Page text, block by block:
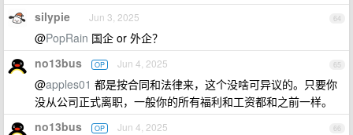
64
silypie Jun 3, 2025
@PopRain 国企 or 外企？
65
no13bus OP Jun 4, 2025
@apples01 都是按合同和法律来，这个没啥可异议的。只要你
没从公司正式离职，一般你的所有福利和工资都和之前一样。
66
no13bus OP Jun 4, 2025